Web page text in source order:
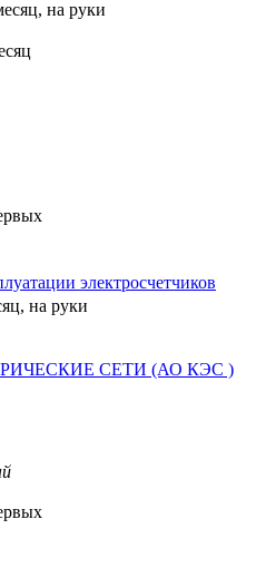
на руки
электросчетчиков
на руки
СЕТИ (АО КЭС )